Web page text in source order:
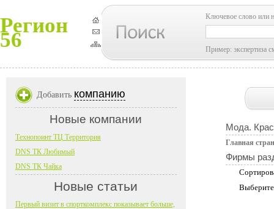
Регион
56
Ключевое слово или
Пример: экспертиза
Мода.
Главная
Фирмы
Добавить компанию
Новые компании
Технопоинт ТЦ Территория
DNS ТК Любимый
DNS ТК Чайка
Новые статьи
Первый визит в спорткомплекс показывает больше,